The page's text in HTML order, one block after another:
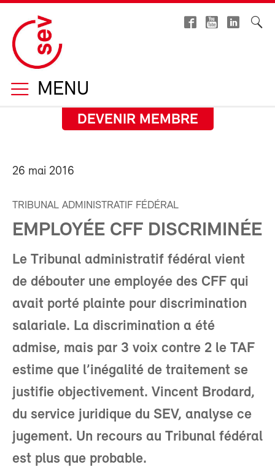
MENU
DEVENIR MEMBRE
26 mai 2016
TRIBUNAL ADMINISTRATIF FÉDÉRAL
EMPLOYÉE CFF DISCRIMINÉE
Le Tribunal administratif fédéral vient
de débouter une employée des CFF qui
avait porté plainte pour discrimination
salariale. La discrimination a été
admise, mais par 3 voix contre 2 le TAF
estime que l’inégalité de traitement se
justifie objectivement. Vincent Brodard,
du service juridique du SEV, analyse ce
jugement. Un recours au Tribunal fédéral
est plus que probable.